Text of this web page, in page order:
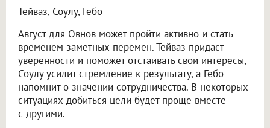
Тейваз, Соулу, Гебо
Август для Овнов может пройти активно и стать
временем заметных перемен. Тейваз придаст
уверенности и поможет отстаивать свои интересы,
Соулу усилит стремление к результату, а Гебо
напомнит о значении сотрудничества. В некоторых
ситуациях добиться цели будет проще вместе
с другими.